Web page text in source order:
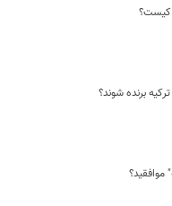
کیست؟
برنده شوند؟